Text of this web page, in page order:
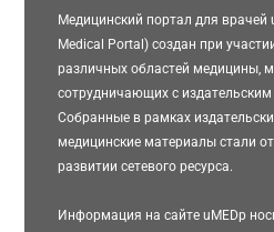
Медицинский портал для врачей
Medical Portal) создан при
различных областей медицины,
сотрудничающих с
Собранные в рамках
медицинские материалы стали
развитии сетевого ресурса.
Информация на сайте uMEDp